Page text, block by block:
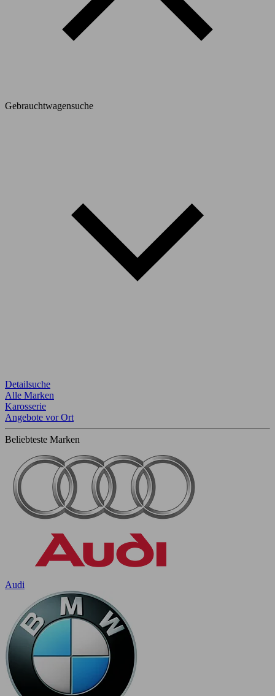
Gebrauchtwagensuche
Detailsuche
Alle Marken
Karosserie
Angebote vor Ort
Beliebteste Marken
Audi